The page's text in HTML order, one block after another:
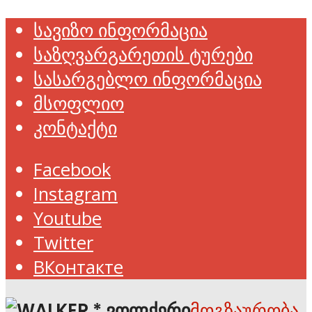
სავიზო ინფორმაცია
საზღვარგარეთის ტურები
სასარგებლო ინფორმაცია
მსოფლიო
კონტაქტი
Facebook
Instagram
Youtube
Twitter
ВКонтакте